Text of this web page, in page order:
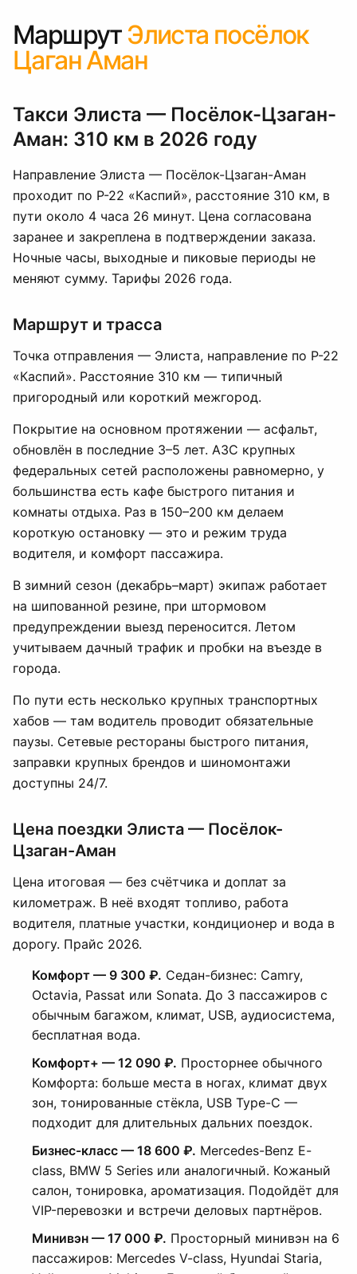
Маршрут Элиста посёлок
Цаган Аман
Такси Элиста — Посёлок-Цзаган-
Аман: 310 км в 2026 году
Направление Элиста — Посёлок-Цзаган-Аман
проходит по Р-22 «Каспий», расстояние 310 км, в
пути около 4 часа 26 минут. Цена согласована
заранее и закреплена в подтверждении заказа.
Ночные часы, выходные и пиковые периоды не
меняют сумму. Тарифы 2026 года.
Маршрут и трасса
Точка отправления — Элиста, направление по Р-22
«Каспий». Расстояние 310 км — типичный
пригородный или короткий межгород.
Покрытие на основном протяжении — асфальт,
обновлён в последние 3–5 лет. АЗС крупных
федеральных сетей расположены равномерно, у
большинства есть кафе быстрого питания и
комнаты отдыха. Раз в 150–200 км делаем
короткую остановку — это и режим труда
водителя, и комфорт пассажира.
В зимний сезон (декабрь–март) экипаж работает
на шипованной резине, при штормовом
предупреждении выезд переносится. Летом
учитываем дачный трафик и пробки на въезде в
города.
По пути есть несколько крупных транспортных
хабов — там водитель проводит обязательные
паузы. Сетевые рестораны быстрого питания,
заправки крупных брендов и шиномонтажи
доступны 24/7.
Цена поездки Элиста — Посёлок-
Цзаган-Аман
Цена итоговая — без счётчика и доплат за
километраж. В неё входят топливо, работа
водителя, платные участки, кондиционер и вода в
дорогу. Прайс 2026.
Комфорт — 9 300 ₽. Седан-бизнес: Camry,
Octavia, Passat или Sonata. До 3 пассажиров с
обычным багажом, климат, USB, аудиосистема,
бесплатная вода.
Комфорт+ — 12 090 ₽. Просторнее обычного
Комфорта: больше места в ногах, климат двух
зон, тонированные стёкла, USB Type-C —
подходит для длительных дальних поездок.
Бизнес-класс — 18 600 ₽. Mercedes-Benz E-
class, BMW 5 Series или аналогичный. Кожаный
салон, тонировка, ароматизация. Подойдёт для
VIP-перевозки и встречи деловых партнёров.
Минивэн — 17 000 ₽. Просторный минивэн на 6
пассажиров: Mercedes V-class, Hyundai Staria,